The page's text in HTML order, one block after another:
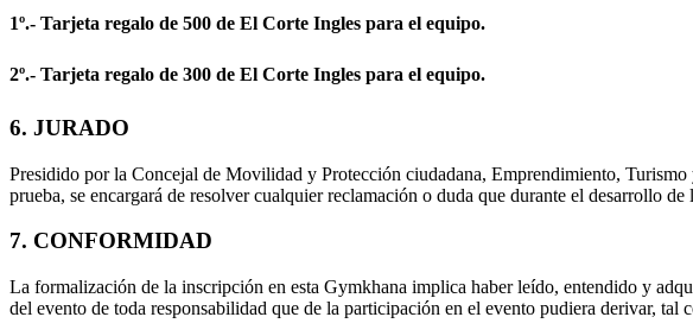
1º.- Tarjeta regalo de 500 de El Corte Ingles para el equipo.
2º.- Tarjeta regalo de 300 de El Corte Ingles para el equipo.
6. JURADO
Presidido por la Concejal de Movilidad y Protección ciudadana, Emprendimiento,
prueba, se encargará de resolver cualquier reclamación o duda que durante el desarrollo
7. CONFORMIDAD
La formalización de la inscripción en esta Gymkhana implica haber leído, entendido y
del evento de toda responsabilidad que de la participación en el evento pudiera derivar,